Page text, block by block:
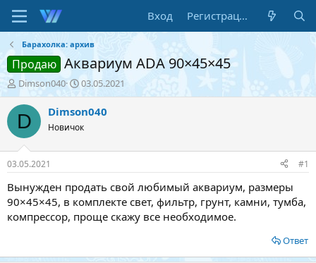
Вход Регистрация
Барахолка: архив
Продаю Аквариум ADA 90×45×45
А
в
т
о
т
е
м
ы
Dimson040
Д
а
т
н
а
л
а
03.05.2021
D Dimson040
Новичок
03.05.2021 #1
Вынужден продать свой любимый аквариум, размеры
90×45×45, в комплекте свет, фильтр, грунт, камни, тумба,
компрессор, проще скажу все необходимое.
Ответ